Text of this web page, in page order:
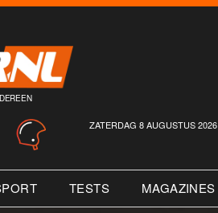
ZATERDAG 8 AUGUSTUS 2026
TESTS MAGAZINES